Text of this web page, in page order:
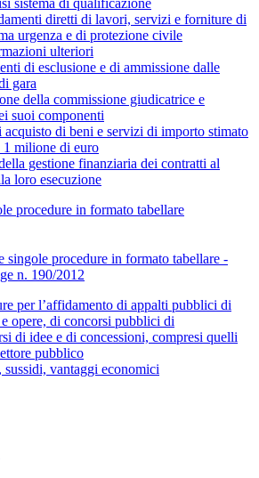
diretti di lavori, servizi e forniture di
urgenza e di protezione civile
ulteriori
di esclusione e di ammissione dalle
gara
della commissione giudicatrice e
suoi componenti
acquisto di beni e servizi di importo stimato
1 milione di euro
gestione finanziaria dei contratti al
loro esecuzione
procedure in formato tabellare
singole procedure in formato tabellare -
n. 190/2012
per l’affidamento di appalti pubblici di
opere, di concorsi pubblici di
di idee e di concessioni, compresi quelli
pubblico
vantaggi economici